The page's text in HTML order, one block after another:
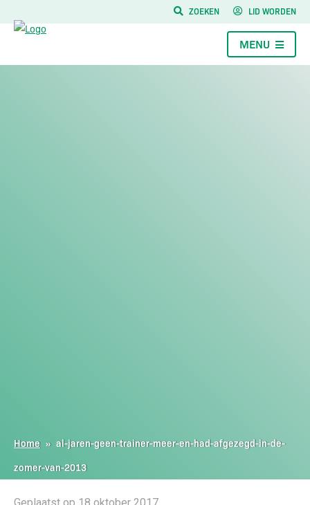
ZOEKEN LID WORDEN
MENU
Home » al-jaren-geen-trainer-meer-en-had-afgezegd-in-de-
zomer-van-2013